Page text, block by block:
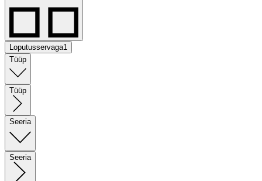
Loputusservaga1
Tüüp
Tüüp
Seeria
Seeria